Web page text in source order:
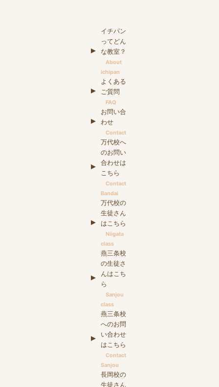
イチパン
ってどん
な教室？
About
ichipan
よくある
ご質問
FAQ
お問い合
わせ
Contact
万代校へ
のお問い
合わせは
こちら
Contact
Bandai
万代校の
生徒さん
はこちら
Niigata
class
燕三条校
の生徒さ
んはこち
ら
Sanjou
class
燕三条校
へのお問
い合わせ
はこちら
Contact
Sanjou
長岡校の
生徒さん